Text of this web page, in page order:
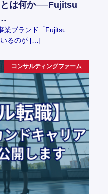
とは何か──Fujitsu
業ブランド「Fujitsu
いるのが […]
コンサルティングファーム